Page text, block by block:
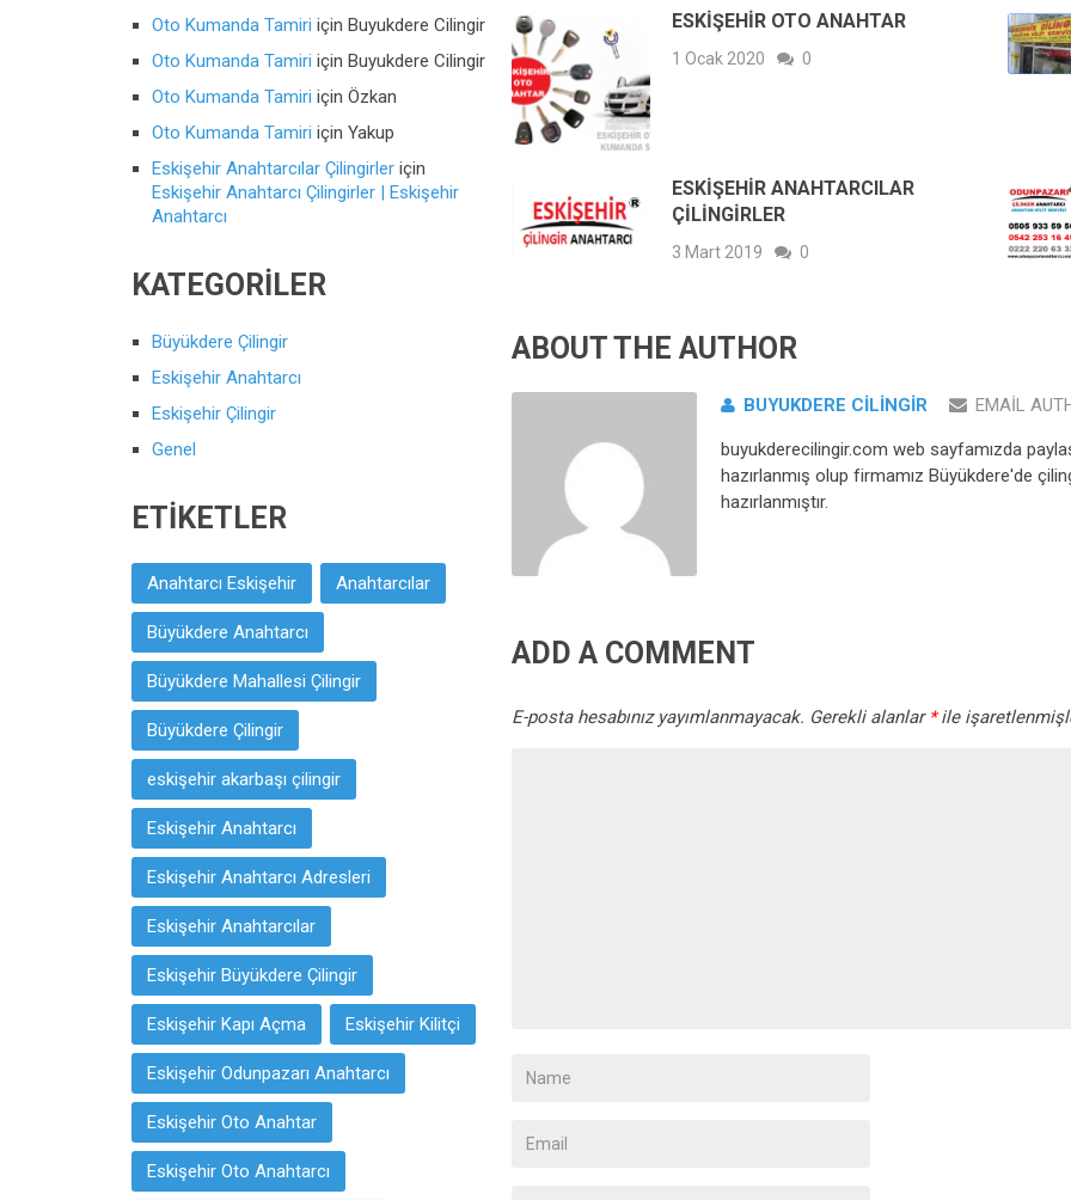
ESKIŞEHIR OTO ANAHTAR
1 Ocak 2020 0
ESKIŞEHIR ANAHTARCILAR
ÇILINGIRLER
3 Mart 2019 0
ABOUT THE AUTHOR
BUYUKDERE CILINGIR EMAIL
buyukderecilingir.com web sayfamızda
hazırlanmış olup firmamız Büyükdere'de
hazırlanmıştır.
ADD A COMMENT
E-posta hesabınız yayımlanmayacak. Gerekli alanlar *ile
Oto Kumanda Tamiri için Buyukdere Cilingir
Oto Kumanda Tamiri için Buyukdere Cilingir
Oto Kumanda Tamiri için Özkan
Oto Kumanda Tamiri için Yakup
Eskişehir Anahtarcılar Çilingirler için
Eskişehir Anahtarcı Çilingirler | Eskişehir
Anahtarcı
KATEGORILER
Büyükdere Çilingir
Eskişehir Anahtarcı
Eskişehir Çilingir
Genel
ETIKETLER
Anahtarcı Eskişehir Anahtarcılar
Büyükdere Anahtarcı
Büyükdere Mahallesi Çilingir
Büyükdere Çilingir
eskişehir akarbaşı çilingir
Eskişehir Anahtarcı
Eskişehir Anahtarcı Adresleri
Eskişehir Anahtarcılar
Eskişehir Büyükdere Çilingir
Eskişehir Kapı Açma Eskişehir Kilitçi
Eskişehir Odunpazarı Anahtarcı
Eskişehir Oto Anahtar
Eskişehir Oto Anahtarcı